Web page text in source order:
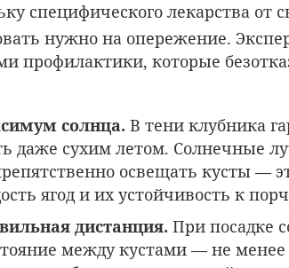
специфического лекарства от
нужно на опережение.
профилактики, которые
солнца. В тени клубника
даже сухим летом. Солнечные
освещать кусты —
ягод и их устойчивость к
дистанция. При посадке
между кустами — не менее